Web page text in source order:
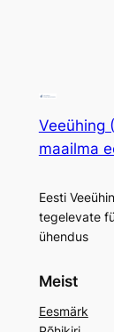
Veeühing
maailma
Eesti
tegelevate
ühendus
Meist
Eesmärk